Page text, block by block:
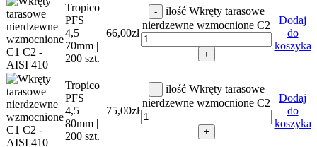
Tropico
PFS |
4,5 |
70mm |
200 szt.
66,00zł
-
ilość Wkręty tarasowe
nierdzewne wzmocnione C2
+
Dodaj
do
koszyka
Tropico
PFS |
4,5 |
80mm |
200 szt.
75,00zł
-
ilość Wkręty tarasowe
nierdzewne wzmocnione C2
+
Dodaj
do
koszyka